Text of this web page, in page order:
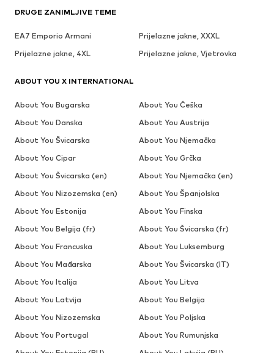
DRUGE ZANIMLJIVE TEME
EA7 Emporio Armani
Prijelazne jakne, XXXL
Prijelazne jakne, 4XL
Prijelazne jakne, Vjetrovka
ABOUT YOU X INTERNATIONAL
About You Bugarska
About You Češka
About You Danska
About You Austrija
About You Švicarska
About You Njemačka
About You Cipar
About You Grčka
About You Švicarska (en)
About You Njemačka (en)
About You Nizozemska (en)
About You Španjolska
About You Estonija
About You Finska
About You Belgija (fr)
About You Švicarska (fr)
About You Francuska
About You Luksemburg
About You Mađarska
About You Švicarska (IT)
About You Italija
About You Litva
About You Latvija
About You Belgija
About You Nizozemska
About You Poljska
About You Portugal
About You Rumunjska